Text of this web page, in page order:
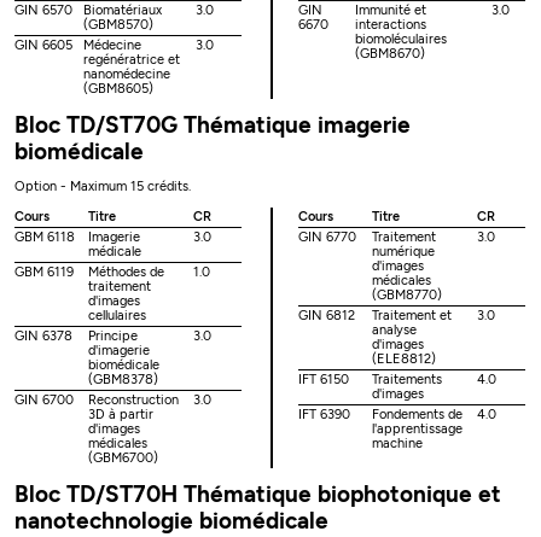
GIN 6570
Biomatériaux
(GBM8570)
3.0
GIN 6605
Médecine
regénératrice et
nanomédecine
(GBM8605)
3.0
GIN
6670
Immunité et
interactions
biomoléculaires
(GBM8670)
3.0
Bloc TD/ST70G Thématique imagerie
biomédicale
Option - Maximum 15 crédits.
Cours
Titre
CR
GBM 6118
Imagerie
médicale
3.0
GBM 6119
Méthodes de
traitement
d'images
cellulaires
1.0
GIN 6378
Principe
d'imagerie
biomédicale
(GBM8378)
3.0
GIN 6700
Reconstruction
3D à partir
d'images
médicales
(GBM6700)
3.0
Cours Titre
CR
GIN 6770
Traitement
numérique
d'images
médicales
(GBM8770)
3.0
GIN 6812
Traitement et
analyse
d'images
(ELE8812)
3.0
IFT 6150
Traitements
d'images
4.0
IFT 6390
Fondements de
l'apprentissage
machine
4.0
Bloc TD/ST70H Thématique biophotonique et
nanotechnologie biomédicale